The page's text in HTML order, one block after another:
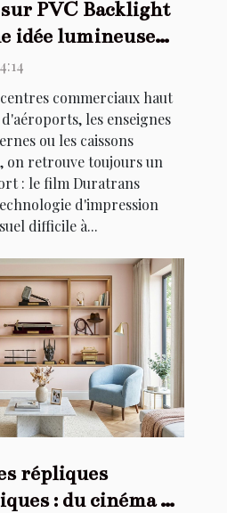
PVC Backlight
idée lumineuse
!
commerciaux haut
les enseignes
ou les caissons
on retrouve toujours un
: le film Duratrans
d'impression
difficile à...
répliques
: du cinéma à